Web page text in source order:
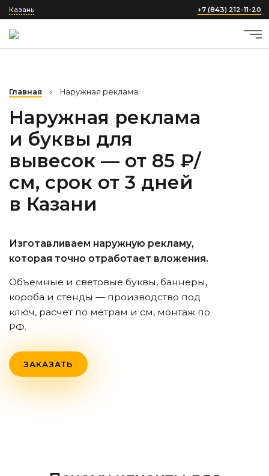
Казань +7 (843) 212-11-20
Главная › Наружная реклама
Наружная реклама
и буквы для
вывесок — от 85 ₽/
см, срок от 3 дней
в Казани
Изготавливаем наружную рекламу,
которая точно отработает вложения.
Объемные и световые буквы, баннеры,
короба и стенды — производство под
ключ, расчет по метрам и см, монтаж по
РФ.
ЗАКАЗАТЬ